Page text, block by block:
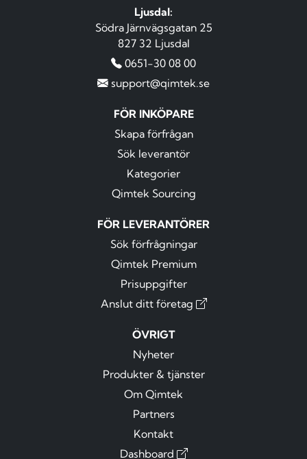
Ljusdal:
Södra Järnvägsgatan 25
827 32 Ljusdal
0651-30 08 00
support@qimtek.se
FÖR INKÖPARE
Skapa förfrågan
Sök leverantör
Kategorier
Qimtek Sourcing
FÖR LEVERANTÖRER
Sök förfrågningar
Qimtek Premium
Prisuppgifter
Anslut ditt företag
ÖVRIGT
Nyheter
Produkter & tjänster
Om Qimtek
Partners
Kontakt
Dashboard